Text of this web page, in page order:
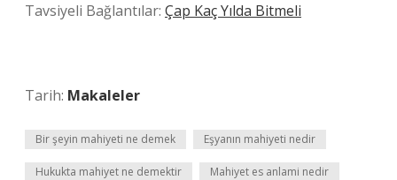
Tavsiyeli Bağlantılar: Çap Kaç Yılda Bitmeli
Tarih: Makaleler
Bir şeyin mahiyeti ne demek Eşyanın mahiyeti nedir
Hukukta mahiyet ne demektir Mahiyet es anlami nedir